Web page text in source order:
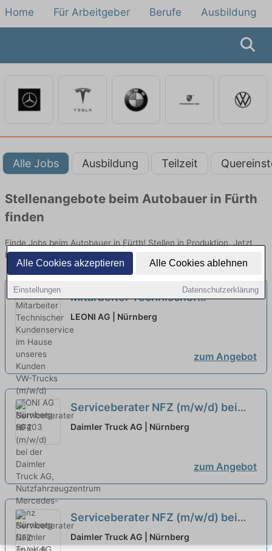
Alle Cookies akzeptieren Alle Cookies ablehnen
Einstellungen Datenschutzerklärung
Home Für Arbeitgeber Berufe Ausbildung
Alle Jobs Ausbildung Teilzeit
Stellenangebote beim Autobauer in Fürth
finden
Finde Jobs beim Autobauer in Fürth! Stellen in Produktion. Jetzt
bewerben!
Mitarbeiter Technischer
Kundenservice im Hause unseres
Kunden VW-Trucks (m/w/d)
LEONI AG | Nürnberg
zum Angebot
Serviceberater NFZ (m/w/d) bei
der Daimler Truck AG,
Daimler Truck AG | Nürnberg
zum Angebot
Serviceberater NFZ (m/w/d) bei
der Daimler Truck AG,
Daimler Truck AG | Nürnberg